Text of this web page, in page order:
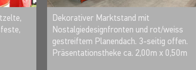
MERKEN
Dekorativer Marktstand mit
Nostalgiedesignfronten und rot/weiss
gestreiftem Planendach. 3-seitig offen.
Präsentationstheke ca. 2,00m x 0,50m